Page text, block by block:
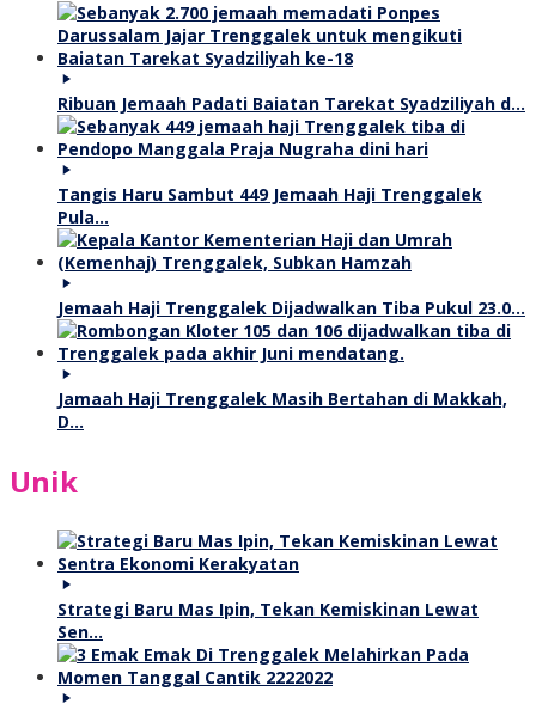
Ribuan Jemaah Padati Baiatan Tarekat Syadziliyah d…
Tangis Haru Sambut 449 Jemaah Haji Trenggalek
Pula…
Jemaah Haji Trenggalek Dijadwalkan Tiba Pukul 23.0…
Jamaah Haji Trenggalek Masih Bertahan di Makkah,
D…
Unik
Strategi Baru Mas Ipin, Tekan Kemiskinan Lewat
Sen…